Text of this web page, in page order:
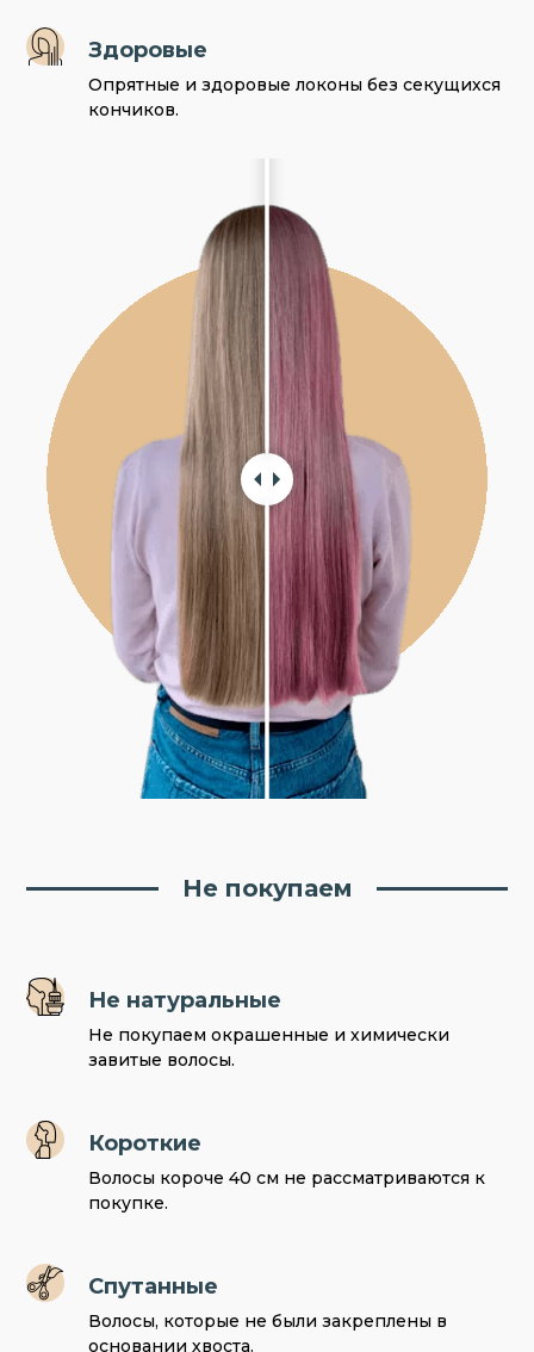
Здоровые
Опрятные и здоровые локоны без секущихся
кончиков.
Не покупаем
Не натуральные
Не покупаем окрашенные и химически
завитые волосы.
Короткие
Волосы короче 40 см не рассматриваются к
покупке.
Спутанные
Волосы, которые не были закреплены в
основании хвоста.